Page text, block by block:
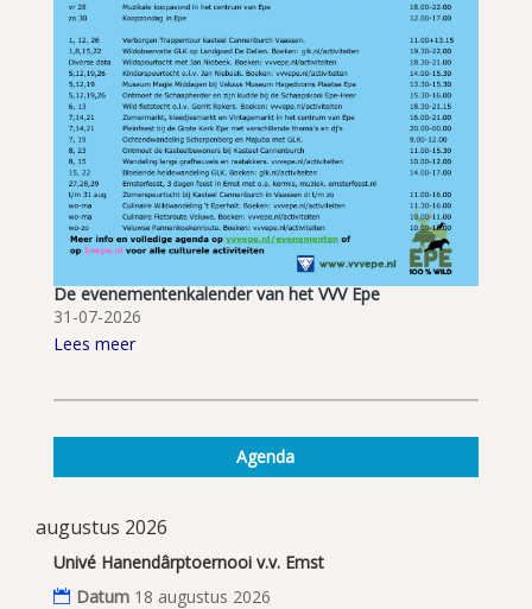
De evenementenkalender van het VVV Epe
31-07-2026
Lees meer
Agenda
augustus 2026
Univé Hanendârptoernooi v.v. Emst
Datum 18 augustus 2026